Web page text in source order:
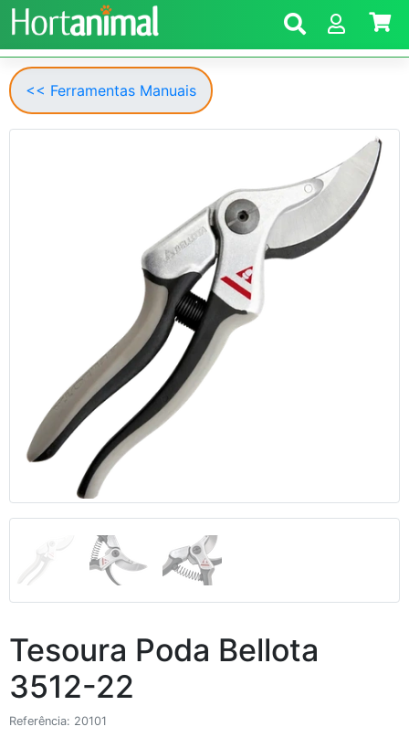
<< Ferramentas Manuais
Anterior
Tesoura Poda Bellota
3512-22
Referência: 20101